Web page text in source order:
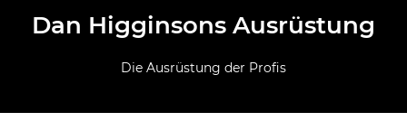
Dan Higginsons Ausrüstung
Die Ausrüstung der Profis